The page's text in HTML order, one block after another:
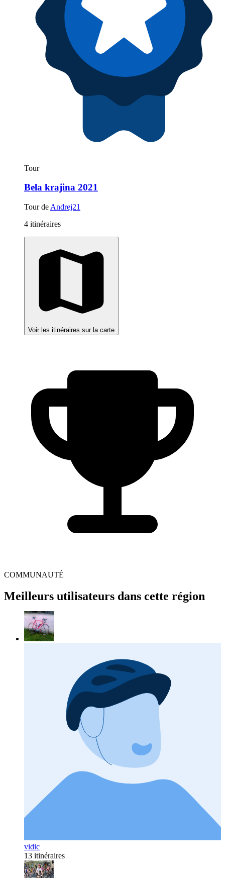
Tour
Bela krajina 2021
Tour de Andrej21
4 itinéraires
Voir les itinéraires sur la carte
COMMUNAUTÉ
Meilleurs utilisateurs dans cette région
vidic
13 itinéraires